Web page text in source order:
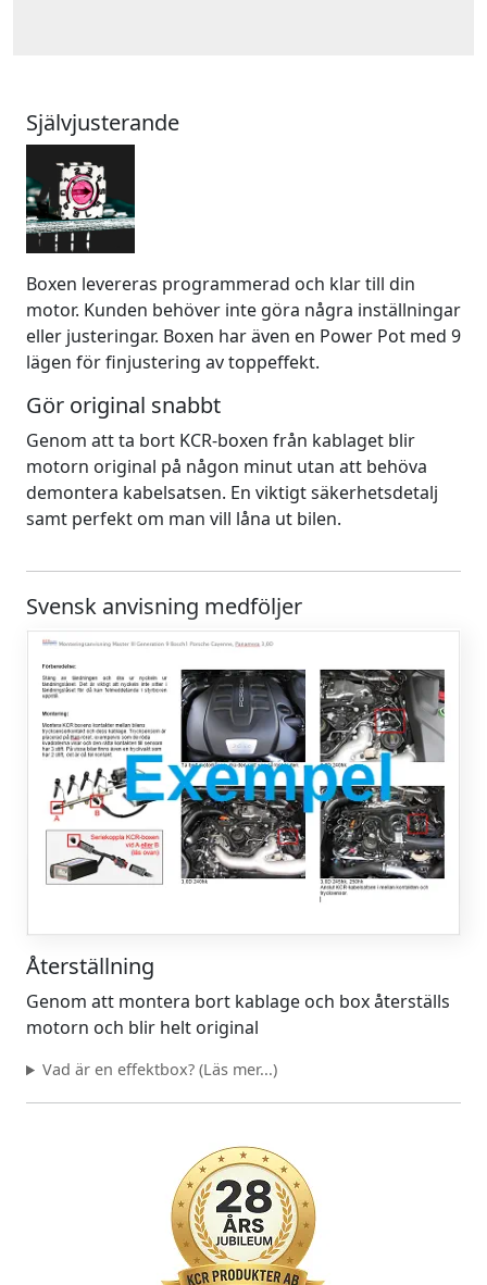
Självjusterande
Boxen levereras programmerad och klar till din
motor. Kunden behöver inte göra några inställningar
eller justeringar. Boxen har även en Power Pot med 9
lägen för finjustering av toppeffekt.
Gör original snabbt
Genom att ta bort KCR-boxen från kablaget blir
motorn original på någon minut utan att behöva
demontera kabelsatsen. En viktigt säkerhetsdetalj
samt perfekt om man vill låna ut bilen.
Svensk anvisning medföljer
Återställning
Genom att montera bort kablage och box återställs
motorn och blir helt original
Vad är en effektbox? (Läs mer...)